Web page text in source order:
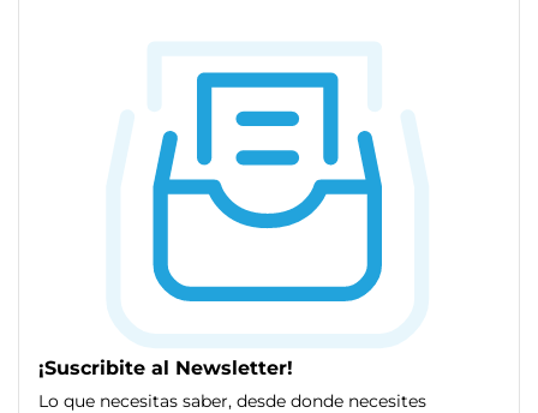
¡Suscribite al Newsletter!
Lo que necesitas saber, desde donde necesites